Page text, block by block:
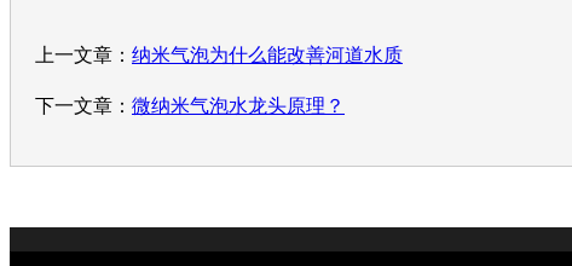
上一文章： 纳米气泡为什么能改善河道水质
下一文章： 微纳米气泡水龙头原理？